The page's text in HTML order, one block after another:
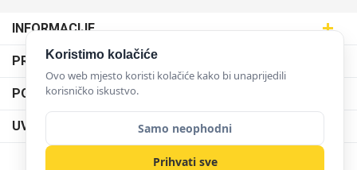
INFORMACIJE
Maskice.hr - Web trgovina
SVIJET MASKICA d.o.o.
Aleja javora 13, 10000 Zagreb
095 5555 345
prodaja@maskice.hr
PRODAJNA MJESTA
Poslovnica Trešnjevka
Poslovnica Dubrava
PODRŠKA
Dostava
O nama
UVJETI KORIŠTENJA
Klub vjernosti
Koristimo kolačiće
Ovo web mjesto koristi kolačiće kako bi unaprijedili
korisničko iskustvo.
Samo neophodni
Prihvati sve